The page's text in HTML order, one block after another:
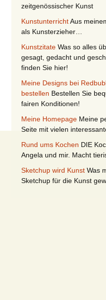
zeitgenössischer Kunst
KunstunterrichtAus
als Kunsterzieher…
Kunstzitate Was so alles
gesagt, gedacht und
finden Sie hier!
Meine Designs bei
bestellen Bestellen Sie
fairen Konditionen!
Meine Homepage Meine
Seite mit vielen
Rund ums Kochen DIE
Angela und mir. Macht
Sketchup wird Kunst Was
Sketchup für die Kunst